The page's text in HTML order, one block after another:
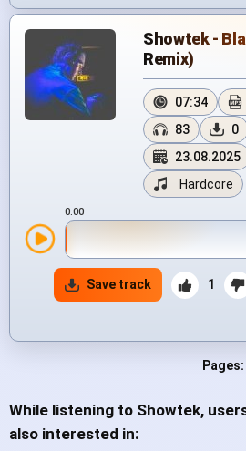
Showtek -
Remix)
07:34
83 0
23.08.2025
Hardcore
0:00
Save track 1
Pages:
While listening to Showtek,
also interested in: